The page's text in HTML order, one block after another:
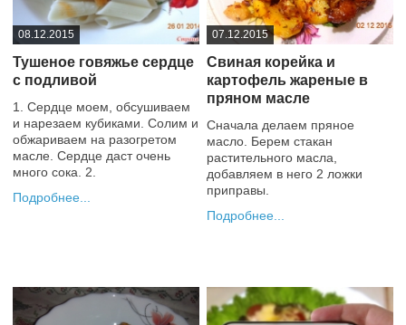
08.12.2015
Тушеное говяжье сердце
с подливой
1. Сердце моем, обсушиваем
и нарезаем кубиками. Солим и
обжариваем на разогретом
масле. Сердце даст очень
много сока. 2.
Подробнее
07.12.2015
Свиная корейка и
картофель жареные в
пряном масле
Сначала делаем пряное
масло. Берем стакан
растительного масла,
добавляем в него 2 ложки
приправы.
Подробнее